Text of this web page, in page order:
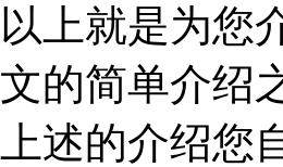
以上就是为您
文的简单介绍
上述的介绍